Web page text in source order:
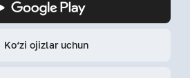
Ko‘zi ojizlar uchun